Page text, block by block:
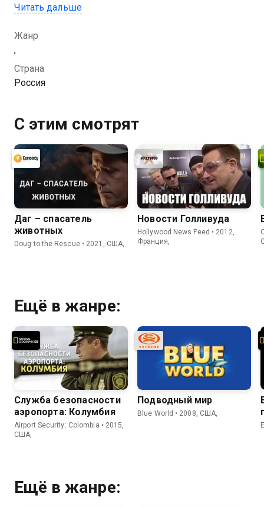
о колхозниках и сельской жизни. Нонна Мордюкова
председателем колхоза
Читать дальше
Жанр
,
Страна
Россия
С этим смотрят
Даг – спасатель
животных
Doug to the Rescue • 2021, США,
Новости Голливуда
Hollywood News Feed • 2012,
Франция,
Ещё в жанре:
Служба безопасности
аэропорта: Колумбия
Airport Security: Colombia • 2015,
США,
Подводный мир
Blue World • 2008, США,
Ещё в жанре: